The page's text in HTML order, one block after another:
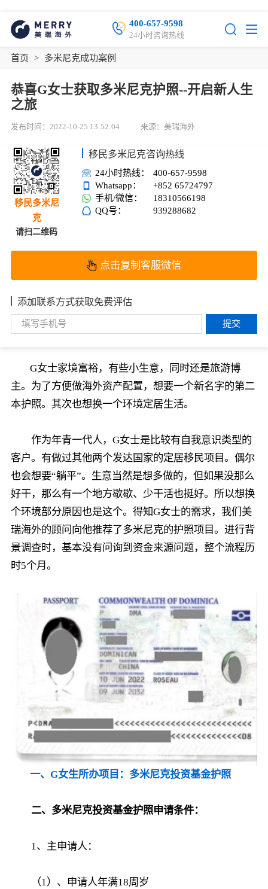
400-657-9598
24小时咨询热线
首页 > 多米尼克成功案例
恭喜G女士获取多米尼克护照--开启新人生
之旅
发布时间：2022-10-25 13:52:04 来源：美瑞海外
移民多米尼
克
请扫二维码
移民多米尼克咨询热线
24小时热线：
400-657-9598
Whatsapp：
+852 65724797
手机/微信：
18310566198
QQ号：
939288682
点击复制客服微信
添加联系方式获取免费评估
提交
G女士家境富裕，有些小生意，同时还是旅游博
主。为了方便做海外资产配置，想要一个新名字的第二
本护照。其次也想换一个环境定居生活。
作为年青一代人，G女士是比较有自我意识类型的
客户。有做过其他两个发达国家的定居移民项目。偶尔
也会想要“躺平”。生意当然是想多做的，但如果没那么
好干，那么有一个地方歇歇、少干活也挺好。所以想换
个环境部分原因也是这个。得知G女士的需求，我们美
瑞海外的顾问向他推荐了多米尼克的护照项目。进行背
景调查时，基本没有问询到资金来源问题，整个流程历
时5个月。
一、G女生所办项目：多米尼克投资基金护照
二、多米尼克投资基金护照申请条件：
1、主申请人：
（1）、申请人年满18周岁